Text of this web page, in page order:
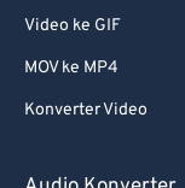
Video ke GIF
MOV ke MP4
Konverter Video